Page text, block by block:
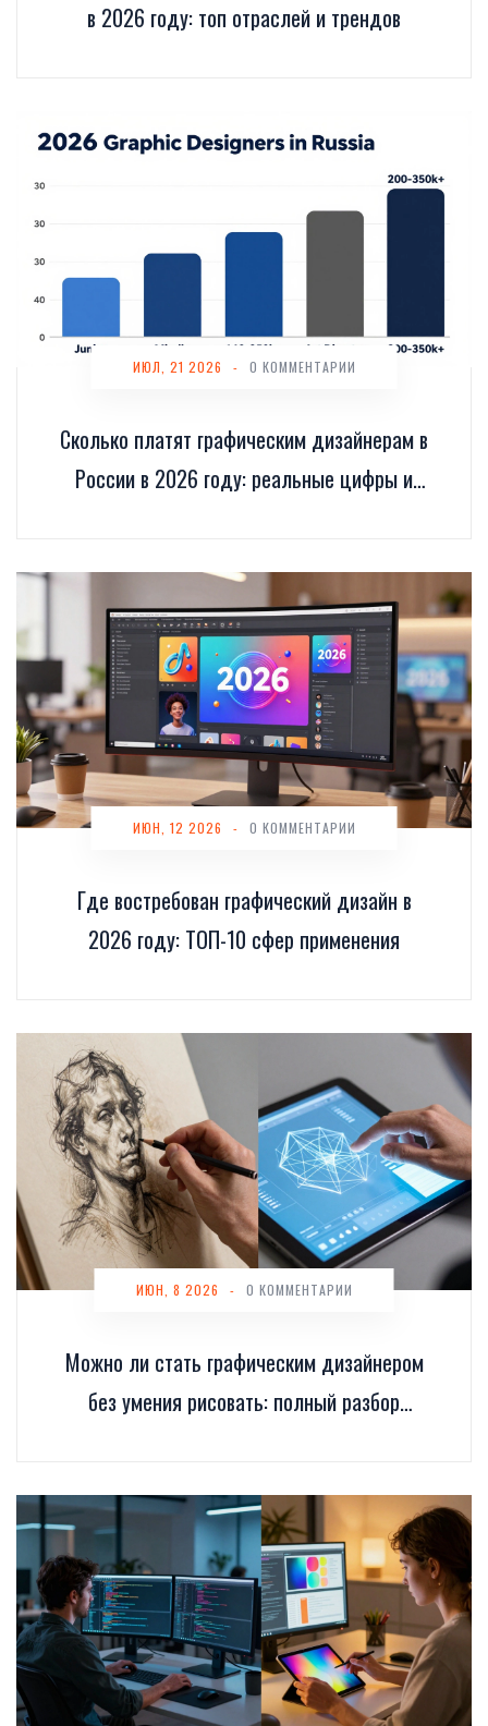
в 2026 году: топ отраслей и трендов
Сколько платят графическим дизайнерам в
России в 2026 году: реальные цифры и
ИЮЛ, 21 2026 - 0 КОММЕНТАРИИ
Где востребован графический дизайн в
2026 году: ТОП-10 сфер применения
ИЮН, 12 2026 - 0 КОММЕНТАРИИ
Можно ли стать графическим дизайнером
без умения рисовать: полный разбор
ИЮН, 8 2026 - 0 КОММЕНТАРИИ